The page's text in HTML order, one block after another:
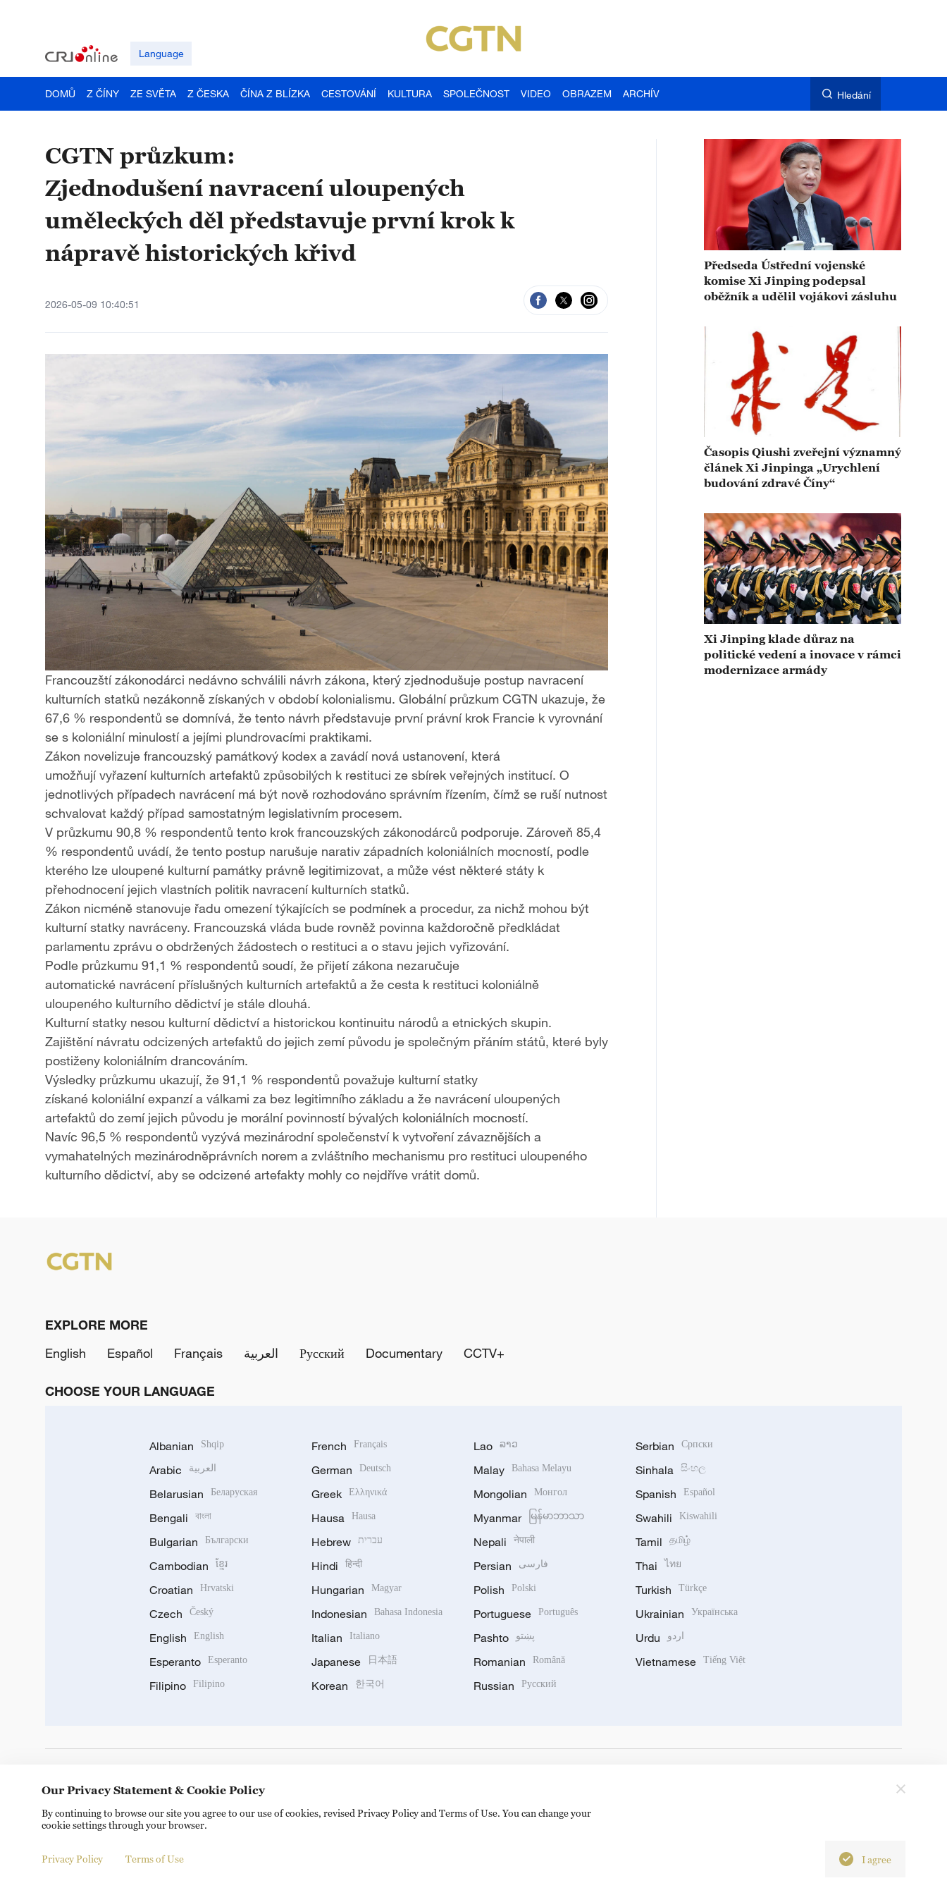
Language
DOMŮ Z ČÍNY ZE SVĚTA Z ČESKA ČÍNA Z BLÍZKA CESTOVÁNÍ KULTURA SPOLEČNOST VIDEO OBRAZEM ARCHÍV Hledání
CGTN průzkum:
Zjednodušení navracení uloupených
uměleckých děl představuje první krok k
nápravě historických křivd
2026-05-09 10:40:51
Francouzští zákonodárci nedávno schválili návrh zákona, který zjednodušuje postup navracení
kulturních statků nezákonně získaných v období kolonialismu. Globální průzkum CGTN ukazuje, že
67,6 % respondentů se domnívá, že tento návrh představuje první právní krok Francie k vyrovnání
se s koloniální minulostí a jejími plundrovacími praktikami.
Zákon novelizuje francouzský památkový kodex a zavádí nová ustanovení, která
umožňují vyřazení kulturních artefaktů způsobilých k restituci ze sbírek veřejných institucí. O
jednotlivých případech navrácení má být nově rozhodováno správním řízením, čímž se ruší nutnost
schvalovat každý případ samostatným legislativním procesem.
V průzkumu 90,8 % respondentů tento krok francouzských zákonodárců podporuje. Zároveň 85,4
% respondentů uvádí, že tento postup narušuje narativ západních koloniálních mocností, podle
kterého lze uloupené kulturní památky právně legitimizovat, a může vést některé státy k
přehodnocení jejich vlastních politik navracení kulturních statků.
Zákon nicméně stanovuje řadu omezení týkajících se podmínek a procedur, za nichž mohou být
kulturní statky navráceny. Francouzská vláda bude rovněž povinna každoročně předkládat
parlamentu zprávu o obdržených žádostech o restituci a o stavu jejich vyřizování.
Podle průzkumu 91,1 % respondentů soudí, že přijetí zákona nezaručuje
automatické navrácení příslušných kulturních artefaktů a že cesta k restituci koloniálně
uloupeného kulturního dědictví je stále dlouhá.
Kulturní statky nesou kulturní dědictví a historickou kontinuitu národů a etnických skupin.
Zajištění návratu odcizených artefaktů do jejich zemí původu je společným přáním států, které byly
postiženy koloniálním drancováním.
Výsledky průzkumu ukazují, že 91,1 % respondentů považuje kulturní statky
získané koloniální expanzí a válkami za bez legitimního základu a že navrácení uloupených
artefaktů do zemí jejich původu je morální povinností bývalých koloniálních mocností.
Navíc 96,5 % respondentů vyzývá mezinárodní společenství k vytvoření závaznějších a
vymahatelných mezinárodněprávních norem a zvláštního mechanismu pro restituci uloupeného
kulturního dědictví, aby se odcizené artefakty mohly co nejdříve vrátit domů.
Předseda Ústřední vojenské
komise Xi Jinping podepsal
oběžník a udělil vojákovi zásluhu
Časopis Qiushi zveřejní významný
článek Xi Jinpinga „Urychlení
budování zdravé Číny“
Xi Jinping klade důraz na
politické vedení a inovace v rámci
modernizace armády
EXPLORE MORE
English
Español Français العربية Русский Documentary CCTV+
CHOOSE YOUR LANGUAGE
Albanian Shqip
Arabic العربية
Belarusian Беларуская
Bengali বাংলা
Bulgarian Български
Cambodian ខ្មែរ
Croatian Hrvatski
Czech Český
English English
Esperanto Esperanto
Filipino Filipino
French Français
German Deutsch
Greek Ελληνικά
Hausa Hausa
Hebrew עברית
Hindi हिन्दी
Hungarian Magyar
Indonesian Bahasa Indonesia
Italian Italiano
Japanese 日本語
Korean 한국어
Lao ລາວ
Malay Bahasa Melayu
Mongolian Монгол
Myanmar မြန်မာဘာသာ
Nepali नेपाली
Persian فارسی
Polish Polski
Portuguese Português
Pashto پښتو
Romanian Română
Russian Русский
Serbian Српски
Sinhala සිංහල
Spanish Español
Swahili Kiswahili
Tamil தமிழ்
Thai ไทย
Turkish Türkçe
Ukrainian Українська
Urdu اردو
Vietnamese Tiếng Việt
© China Radio International.CRI. All Rights Reserved. 16A Shijingshan Road, Beijing, China. 100040
Our Privacy Statement & Cookie Policy
By continuing to browse our site you agree to our use of cookies, revised Privacy Policy and Terms of Use. You can change your
cookie settings through your browser.
Privacy Policy Terms of Use I agree